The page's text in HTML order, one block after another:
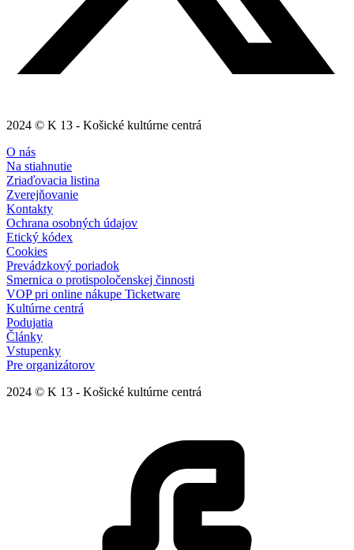
2024 © K 13 - Košické kultúrne centrá
O nás
Na stiahnutie
Zriaďovacia listina
Zverejňovanie
Kontakty
Ochrana osobných údajov
Etický kódex
Cookies
Prevádzkový poriadok
Smernica o protispoločenskej činnosti
VOP pri online nákupe Ticketware
Kultúrne centrá
Podujatia
Články
Vstupenky
Pre organizátorov
2024 © K 13 - Košické kultúrne centrá